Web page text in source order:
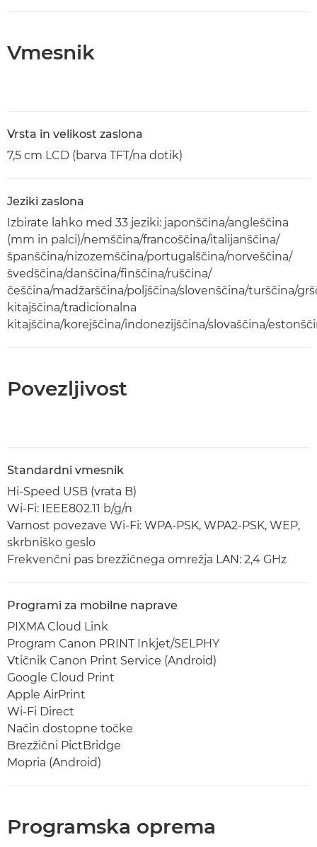
Vmesnik
Vrsta in velikost zaslona
7,5 cm LCD (barva TFT/na dotik)
Jeziki zaslona
Izbirate lahko med 33 jeziki: japonščina/angleščina
(mm in palci)/nemščina/francoščina/italijanščina/
španščina/nizozemščina/portugalščina/norveščina/
švedščina/danščina/finščina/ruščina/
češčina/madžarščina/poljščina/slovenščina/turščina/
kitajščina/tradicionalna
kitajščina/korejščina/indonezijščina/slovaščina/
Povezljivost
Standardni vmesnik
Hi-Speed USB (vrata B)
Wi-Fi: IEEE802.11 b/g/n
Varnost povezave Wi-Fi: WPA-PSK, WPA2-PSK, WEP,
skrbniško geslo
Frekvenčni pas brezžičnega omrežja LAN: 2,4 GHz
Programi za mobilne naprave
PIXMA Cloud Link
Program Canon PRINT Inkjet/SELPHY
Vtičnik Canon Print Service (Android)
Google Cloud Print
Apple AirPrint
Wi-Fi Direct
Način dostopne točke
Brezžični PictBridge
Mopria (Android)
Programska oprema